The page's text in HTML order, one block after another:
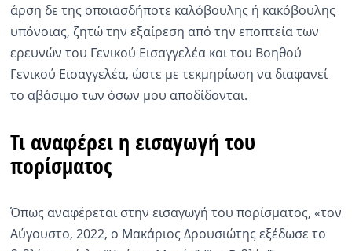
άρση δε της οποιασδήποτε καλόβουλης ή κακόβουλης
υπόνοιας, ζητώ την εξαίρεση από την εποπτεία των
ερευνών του Γενικού Εισαγγελέα και του Βοηθού
Γενικού Εισαγγελέα, ώστε με τεκμηρίωση να διαφανεί
το αβάσιμο των όσων μου αποδίδονται.
Τι αναφέρει η εισαγωγή του
πορίσματος
Όπως αναφέρεται στην εισαγωγή του πορίσματος, «τον
Αύγουστο, 2022, ο Μακάριος Δρουσιώτης εξέδωσε το